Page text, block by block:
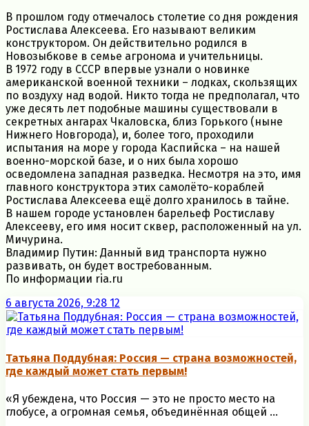
В прошлом году отмечалось столетие со дня рождения
Ростислава Алексеева. Его называют великим
конструктором. Он действительно родился в
Новозыбкове в семье агронома и учительницы.
В 1972 году в СССР впервые узнали о новинке
американской военной техники – лодках, скользящих
по воздуху над водой. Никто тогда не предполагал, что
уже десять лет подобные машины существовали в
секретных ангарах Чкаловска, близ Горького (ныне
Нижнего Новгорода), и, более того, проходили
испытания на море у города Каспийска – на нашей
военно-морской базе, и о них была хорошо
осведомлена западная разведка. Несмотря на это, имя
главного конструктора этих самолёто-кораблей
Ростислава Алексеева ещё долго хранилось в тайне.
В нашем городе установлен барельеф Ростиславу
Алексееву, его имя носит сквер, расположенный на ул.
Мичурина.
Владимир Путин: Данный вид транспорта нужно
развивать, он будет востребованным.
По информации ria.ru
6 августа 2026, 9:28 12
Татьяна Поддубная: Россия — страна возможностей,
где каждый может стать первым!
«Я убеждена, что Россия — это не просто место на
глобусе, а огромная семья, объединённая общей ...